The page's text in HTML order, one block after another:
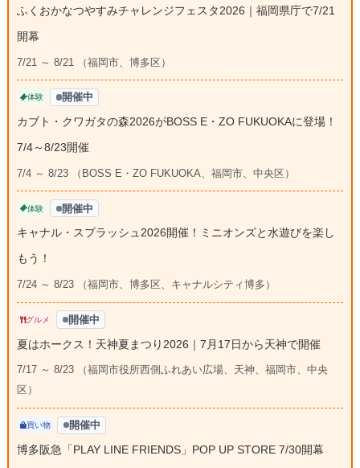
ふくおかなつやすみチャレンジフェスタ2026｜福岡県庁で7/21
開幕
7/21 ～ 8/21 （福岡市、博多区）
体験 開催中
カブト・クワガタの森2026がBOSS E・ZO FUKUOKAに登場！
7/4～8/23開催
7/4 ～ 8/23 （BOSS E・ZO FUKUOKA、福岡市、中央区）
体験 開催中
キャナル・スプラッシュ2026開催！ミニオンズと水遊びを楽し
もう！
7/24 ～ 8/23 （福岡市、博多区、キャナルシティ博多）
グルメ 開催中
夏はホークス！天神夏まつり2026｜7月17日から天神で開催
7/17 ～ 8/23 （福岡市役所西側ふれあい広場、天神、福岡市、中央
区）
買い物 開催中
博多阪急「PLAY LINE FRIENDS」POP UP STORE 7/30開幕